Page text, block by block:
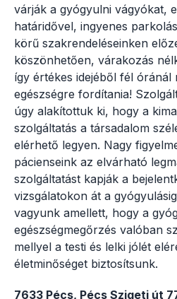
várják a gyógyulni vágyókat,
határidővel, ingyenes
körű szakrendeléseinken
köszönhetően, várakozás
így értékes idejéből fél óránál
egészségre fordítania!
úgy alakítottuk ki, hogy a
szolgáltatás a társadalom
elérhető legyen. Nagy
pácienseink az elvárható
szolgáltatást kapják a
vizsgálatokon át a
vagyunk amellett, hogy a
egészségmegőrzés valóban
mellyel a testi és lelki jólét
életminőséget biztosítsunk.
7633 Pécs, Pécs Szigeti út